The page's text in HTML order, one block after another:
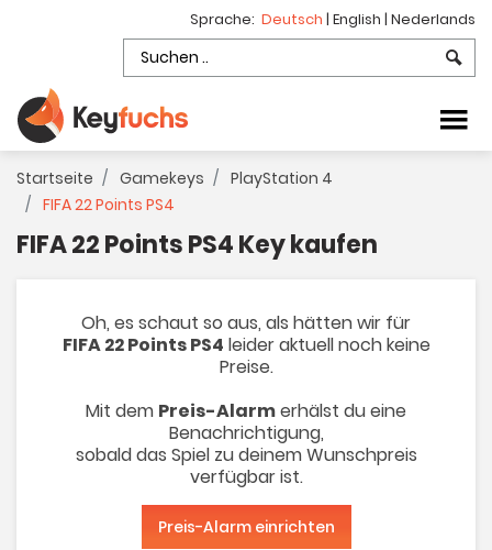
Sprache: Deutsch | English | Nederlands
Startseite Gamekeys
PlayStation 4
FIFA 22 Points PS4
FIFA 22 Points PS4 Key kaufen
Oh, es schaut so aus, als hätten wir für
FIFA 22 Points PS4 leider aktuell noch keine
Preise.
Mit dem Preis-Alarmerhälst du eine
Benachrichtigung,
sobald das Spiel zu deinem Wunschpreis
verfügbar ist.
Preis-Alarm einrichten